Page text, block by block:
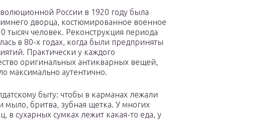
России в 1920 году была
дворца, костюмированное военное
тысяч человек. Реконструкция периода
в 80-х годах, когда были предприняты
Практически у каждого
оригинальных антикварных вещей,
максимально аутентично.
быту: чтобы в карманах лежали
мыло, бритва, зубная щетка. У многих
сухарных сумках лежит какая-то еда, у